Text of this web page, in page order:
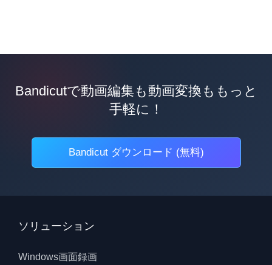
Bandicutで動画編集も動画変換ももっと
手軽に！
Bandicut ダウンロード (無料)
ソリューション
Windows画面録画